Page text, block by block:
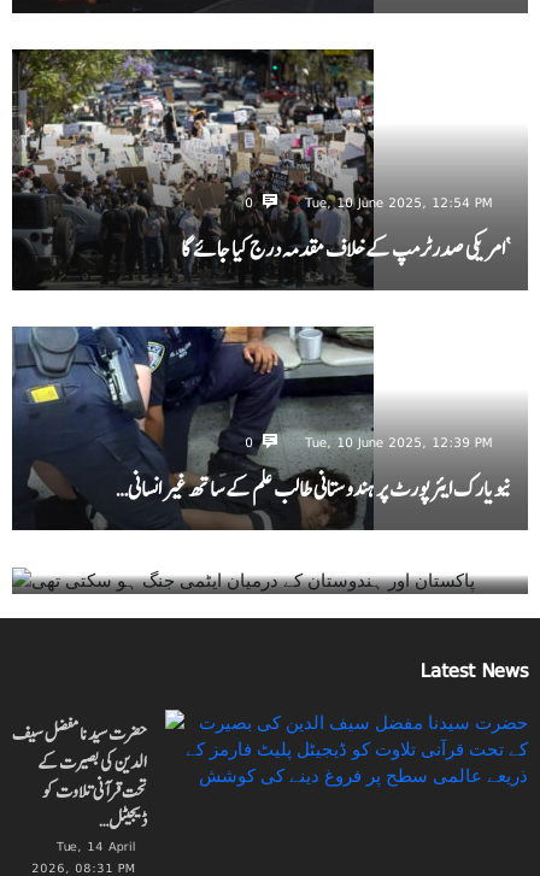
Tue, 10 June 2025, 12:54 PM
0
‘امریکی صدرٹرمپ کے خلاف مقدمہ درج کیا جائے گا
Tue, 10 June 2025, 12:39 PM
0
نیویارک ایئرپورٹ پر ہندوستانی طالب علم کے ساتھ غیر انسانی…
Sat, 07 June 2025, 04:18 PM
0
Latest News
حضرت سیدنا مفضل سیف
الدین کی بصیرت کے
تحت قرآنی تلاوت کو
ڈیجیٹل…
Tue, 14 April
2026, 08:31 PM